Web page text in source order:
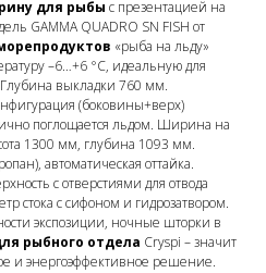
для рыбы с презентацией на
GAMMA QUADRO SN FISH от
«рыба на льду»
–6…+6 °C, идеальную для
выкладки 760 мм.
(боковины+верх)
поглощается льдом. Ширина на
1300 мм, глубина 1093 мм.
автоматическая оттайка.
с отверстиями для отвода
стока с сифоном и гидрозатвором.
экспозиции, ночные шторки в
рыбного отдела Cryspi – значит
и энергоэффективное решение.